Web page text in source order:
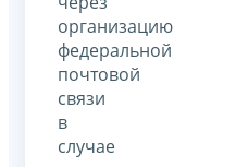
организацию
федеральной
почтовой
связи
в
случае